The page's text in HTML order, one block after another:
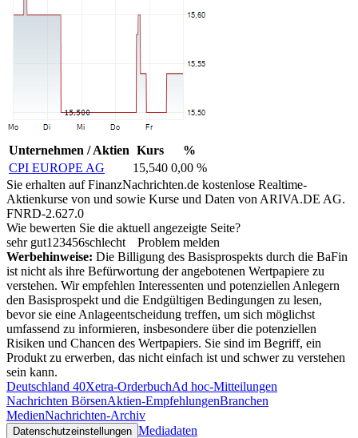
Unternehmen / Aktien Kurs
%
CPI EUROPE AG
15,540 0,00 %
Sie erhalten auf FinanzNachrichten.de kostenlose Realtime-
Aktienkurse von und sowie Kurse und Daten von ARIVA.DE AG.
FNRD-2.627.0
Wie bewerten Sie die aktuell angezeigte Seite?
sehr gut1 23456schlecht
Problem melden
Werbehinweise: Die Billigung des Basisprospekts durch die BaFin
ist nicht als ihre Befürwortung der angebotenen Wertpapiere zu
verstehen. Wir empfehlen Interessenten und potenziellen Anlegern
den Basisprospekt und die Endgültigen Bedingungen zu lesen,
bevor sie eine Anlageentscheidung treffen, um sich möglichst
umfassend zu informieren, insbesondere über die potenziellen
Risiken und Chancen des Wertpapiers. Sie sind im Begriff, ein
Produkt zu erwerben, das nicht einfach ist und schwer zu verstehen
sein kann.
Deutschland 40Xetra-OrderbuchAd hoc-Mitteilungen
Nachrichten BörsenAktien-EmpfehlungenBranchen
MedienNachrichten-Archiv
Datenschutzeinstellungen Mediadaten